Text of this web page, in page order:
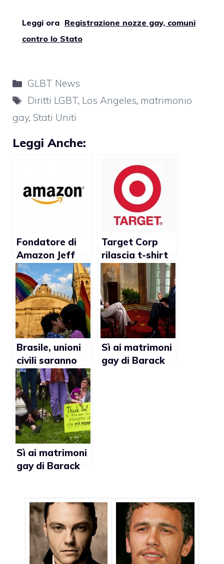
Leggi ora Registrazione nozze gay, comuni
contro lo Stato
Categorie
GLBT News
Tag
Diritti LGBT, Los Angeles, matrimonio
gay, Stati Uniti
Leggi Anche:
Fondatore di
Amazon Jeff
Bezos dona 2,5
milioni di dollari
per il
matrimonio gay
Target Corp
rilascia t-shirt
pro matrimonio
gay e fa
arrabbiare i
gruppi anti-gay
Brasile, unioni
civili saranno
presto
completamente
riconosciute
Sì ai matrimoni
gay di Barack
Sì ai matrimoni
gay di Barack
Adam Lambert,
Jane Lynch, Neil
Patrick Harris,
Adam Levine,
Cyndi Lauper